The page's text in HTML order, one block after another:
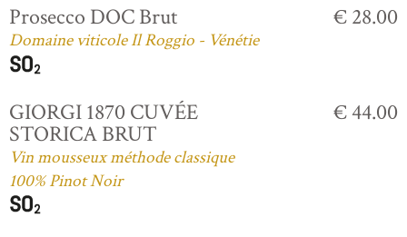
Prosecco DOC Brut
Domaine viticole Il Roggio - Vénétie
€ 28.00
GIORGI 1870 CUVÉE
STORICA BRUT
Vin mousseux méthode classique
100% Pinot Noir
€ 44.00